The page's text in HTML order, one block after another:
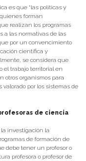
es que “las políticas y
forman
realizan los programas
a las normativas de las
por un convencimiento
científica y
se considera que
el trabajo territorial en
otros organismos para
por los sistemas de
de ciencia
investigación la
de formación de
debe tener un profesor o
profesora o profesor de